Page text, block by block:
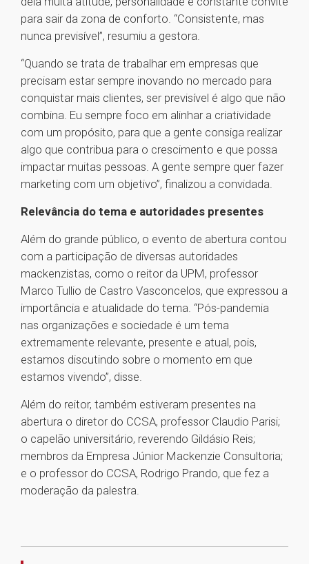
para sair da zona de conforto. “Consistente, mas
nunca previsível”, resumiu a gestora.
“Quando se trata de trabalhar em empresas que
precisam estar sempre inovando no mercado para
conquistar mais clientes, ser previsível é algo que não
combina. Eu sempre foco em alinhar a criatividade
com um propósito, para que a gente consiga realizar
algo que contribua para o crescimento e que possa
impactar muitas pessoas. A gente sempre quer fazer
marketing com um objetivo”, finalizou a convidada.
Relevância do tema e autoridades presentes
Além do grande público, o evento de abertura contou
com a participação de diversas autoridades
mackenzistas, como o reitor da UPM, professor
Marco Tullio de Castro Vasconcelos, que expressou a
importância e atualidade do tema. “Pós-pandemia
nas organizações e sociedade é um tema
extremamente relevante, presente e atual, pois,
estamos discutindo sobre o momento em que
estamos vivendo”, disse.
Além do reitor, também estiveram presentes na
abertura o diretor do CCSA, professor Claudio Parisi;
o capelão universitário, reverendo Gildásio Reis;
membros da Empresa Júnior Mackenzie Consultoria;
e o professor do CCSA, Rodrigo Prando, que fez a
moderação da palestra.